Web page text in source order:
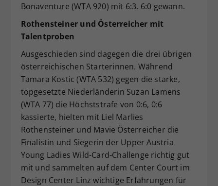
Bonaventure (WTA 920) mit 6:3, 6:0 gewann.
Rothensteiner und Österreicher mit
Talentproben
Ausgeschieden sind dagegen die drei übrigen
österreichischen Starterinnen. Während
Tamara Kostic (WTA 532) gegen die starke,
topgesetzte Niederländerin Suzan Lamens
(WTA 77) die Höchststrafe von 0:6, 0:6
kassierte, hielten mit Liel Marlies
Rothensteiner und Mavie Österreicher die
Finalistin und Siegerin der Upper Austria
Young Ladies Wild-Card-Challenge richtig gut
mit und sammelten auf dem Center Court im
Design Center Linz wichtige Erfahrungen für